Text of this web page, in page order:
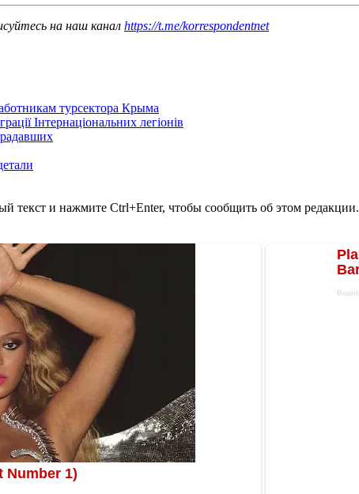
на наш канал https://t.me/korrespondentnet
турсектора Крыма
Інтернаціональних легіонів
текст и нажмите Ctrl+Enter, чтобы сообщить об этом редакции.